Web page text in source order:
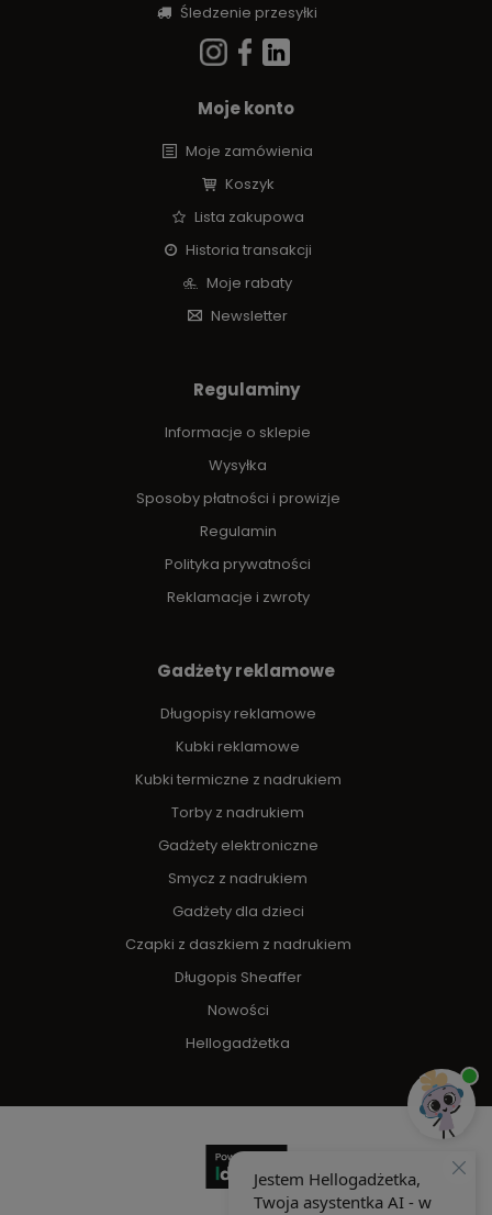
Śledzenie przesyłki
Moje konto
Moje zamówienia
Koszyk
Lista zakupowa
Historia transakcji
Moje rabaty
Newsletter
Regulaminy
Informacje o sklepie
Wysyłka
Sposoby płatności i prowizje
Regulamin
Polityka prywatności
Reklamacje i zwroty
Gadżety reklamowe
Długopisy reklamowe
Kubki reklamowe
Kubki termiczne z nadrukiem
Torby z nadrukiem
Gadżety elektroniczne
Smycz z nadrukiem
Gadżety dla dzieci
Czapki z daszkiem z nadrukiem
Długopis Sheaffer
Nowości
Hellogadżetka